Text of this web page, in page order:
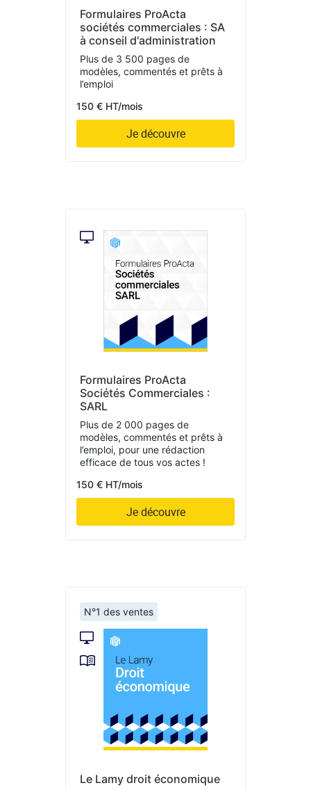
Formulaires ProActa
sociétés commerciales : SA
à conseil d'administration
Plus de 3 500 pages de
modèles, commentés et prêts à
l’emploi
150 € HT/mois
Je découvre
Formulaires ProActa
Sociétés Commerciales :
SARL
Plus de 2 000 pages de
modèles, commentés et prêts à
l’emploi, pour une rédaction
efficace de tous vos actes !
150 € HT/mois
Je découvre
N°1 des ventes
Le Lamy droit économique